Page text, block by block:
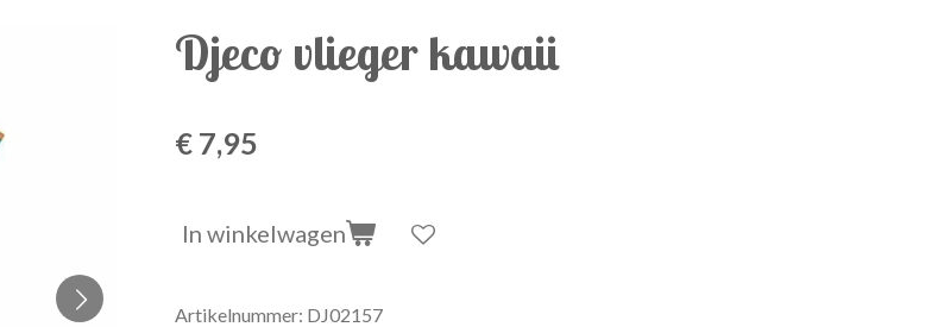
Djeco vlieger kawaii
€ 7,95
In winkelwagen
Artikelnummer: DJ02157